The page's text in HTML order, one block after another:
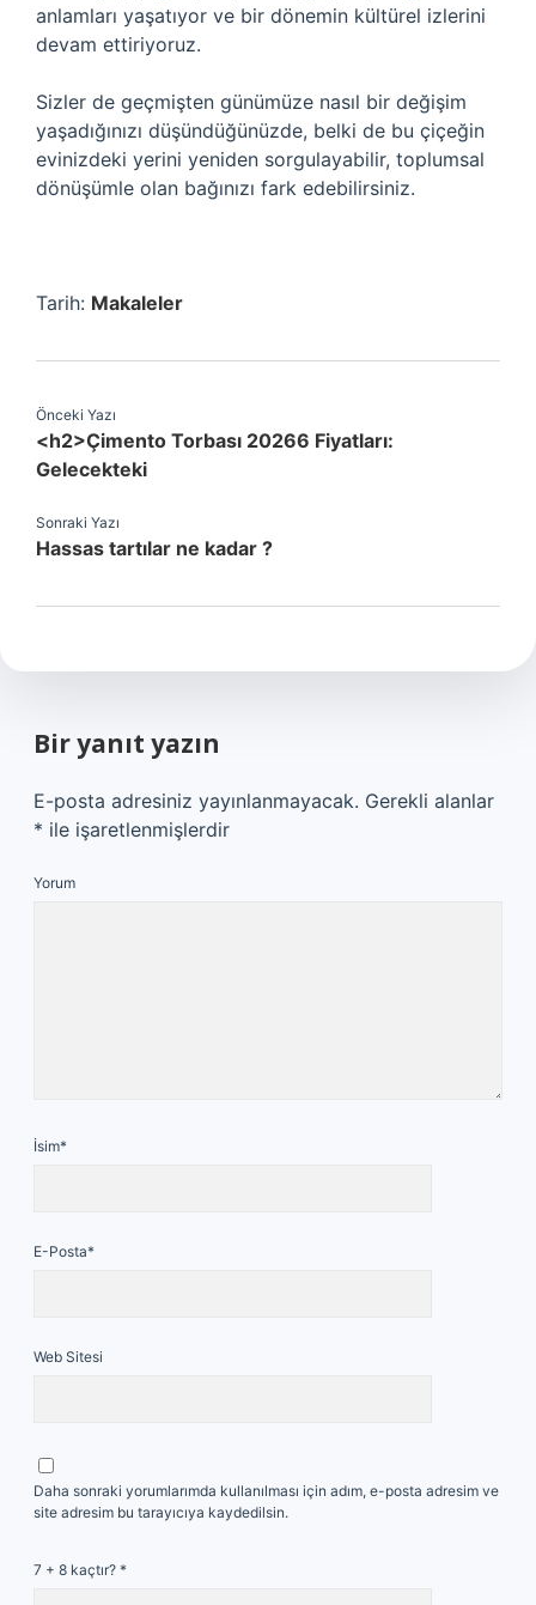
anlamları yaşatıyor ve bir dönemin kültürel izlerini
devam ettiriyoruz.
Sizler de geçmişten günümüze nasıl bir değişim
yaşadığınızı düşündüğünüzde, belki de bu çiçeğin
evinizdeki yerini yeniden sorgulayabilir, toplumsal
dönüşümle olan bağınızı fark edebilirsiniz.
Tarih: Makaleler
Önceki Yazı
<h2>Çimento Torbası 20266 Fiyatları:
Gelecekteki
Sonraki Yazı
Hassas tartılar ne kadar ?
Bir yanıt yazın
E-posta adresiniz yayınlanmayacak. Gerekli alanlar
* ile işaretlenmişlerdir
Yorum
İsim*
E-Posta*
Web Sitesi
Daha sonraki yorumlarımda kullanılması için adım, e-posta adresim ve
site adresim bu tarayıcıya kaydedilsin.
7 + 8 kaçtır? *